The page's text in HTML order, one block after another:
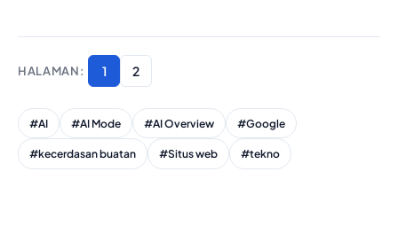
1 2
#AI #AI Mode #AI Overview #Google
#kecerdasan buatan #Situs web #tekno